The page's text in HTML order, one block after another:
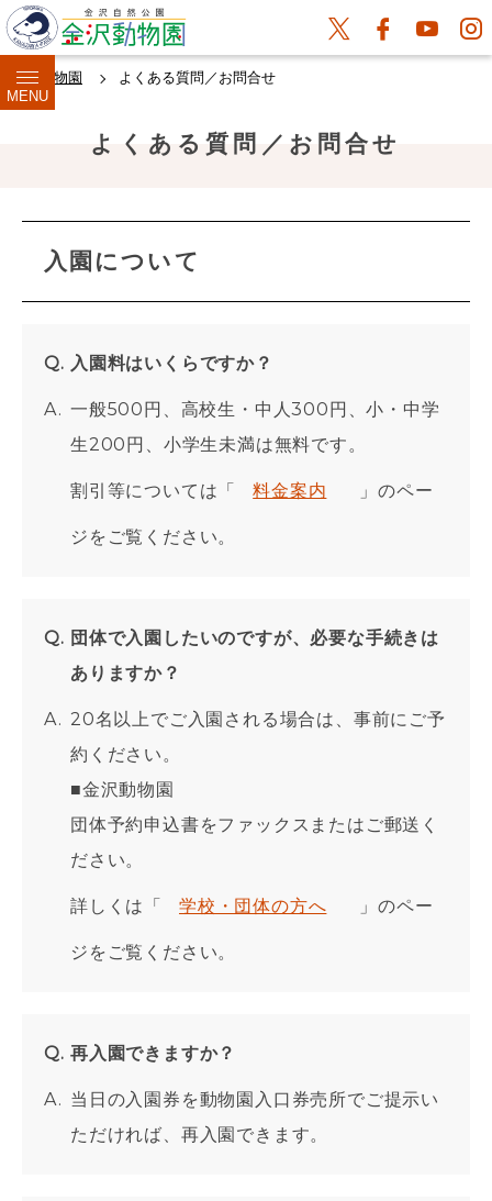
MENU
金沢動物園 よくある質問／お問合せ
よくある質問／お問合せ
入園について
入園料はいくらですか？
一般500円、高校生・中人300円、小・中学
生200円、小学生未満は無料です。
割引等については「 料金案内 」のペー
ジをご覧ください。
団体で入園したいのですが、必要な手続きは
ありますか？
20名以上でご入園される場合は、事前にご予
約ください。
■金沢動物園
団体予約申込書をファックスまたはご郵送く
ださい。
詳しくは「 学校・団体の方へ 」のペー
ジをご覧ください。
再入園できますか？
当日の入園券を動物園入口券売所でご提示い
ただければ、再入園できます。